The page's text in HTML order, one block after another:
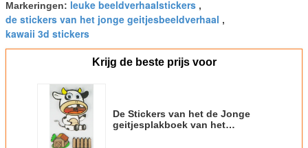
Markeringen: leuke beeldverhaalstickers ,
de stickers van het jonge geitjesbeeldverhaal ,
kawaii 3d stickers
Krijg de beste prijs voor
De Stickers van het de Jonge
geitjesplakboek van het